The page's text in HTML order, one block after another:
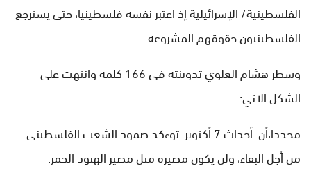
الفلسطينية/ الإسرائيلية إذ اعتبر نفسه فلسطينيا، حتى يسترجع
الفلسطينيون حقوقهم المشروعة.
وسطر هشام العلوي تدوينته في 166 كلمة وانتهت على
الشكل الاتي:
مجددا،أن أحداث 7 أكتوبر توءكد صمود الشعب الفلسطيني
من أجل البقاء، ولن يكون مصيره مثل مصير الهنود الحمر.